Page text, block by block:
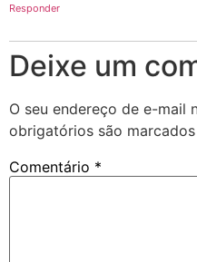
Responder
Deixe um
O seu endereço de e-mail
obrigatórios são
Comentário *